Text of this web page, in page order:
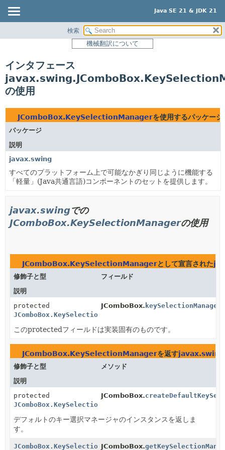
Java SE 21 & JDK 21
パッケージ
クラス
使用
ツリー
新規
非推奨
索引
検索
機械翻訳について
インタフェース
の使用
JComboBox.KeySelectionManagerを使用するパッケージ
パッケージ
説明
javax.swing
すべてのプラットフォーム上で可能なかぎり同じように機能する
「軽量」(Java共通言語)コンポーネントのセットを提供します。
javax.swingでの
JComboBox.KeySelectionManagerの使用
JComboBox.KeySelectionManagerとして宣言された
修飾子と型
フィールド
説明
protected
JComboBox.KeySelectionManager
JComboBox. keySelectionManager
このprotectedフィールドは実装固有のものです。
JComboBox.KeySelectionManagerを返すjavax.swing
修飾子と型
メソッド
説明
protected
JComboBox.KeySelectionManager
JComboBox.
デフォルトのキー選択マネージャのインスタンスを返しま
す。
JComboBox.KeySelectionManager
JComboBox.